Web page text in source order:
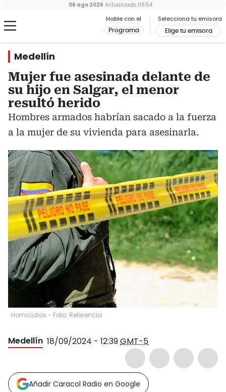
Hable con el
Programa
Selecciona tu emisora
Elige tu emisora
06 ago 2026 Actualizado 08:54
Medellín
Mujer fue asesinada delante de
su hijo en Salgar, el menor
resultó herido
Hombres armados habrían sacado a la fuerza
a la mujer de su vivienda para asesinarla.
Homicidios - Foto: Referencia
Medellín 18/09/2024 - 12:39GMT-5
Añadir Caracol Radio en Google